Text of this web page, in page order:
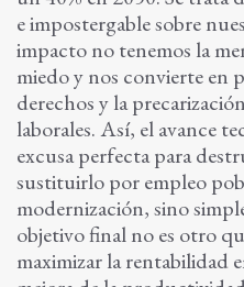
e impostergable sobre
impacto no tenemos la
miedo y nos convierte en
derechos y la
laborales. Así, el avance
excusa perfecta para
sustituirlo por empleo
modernización, sino
objetivo final no es otro
maximizar la rentabilidad